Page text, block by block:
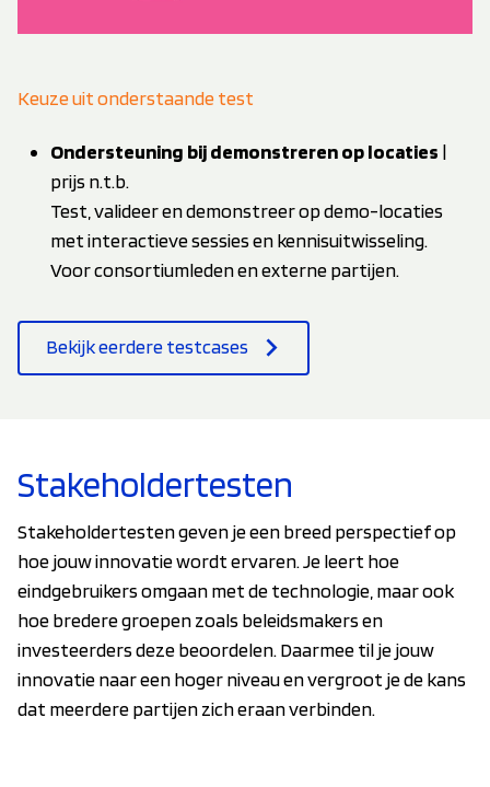
Keuze uit onderstaande test
Ondersteuning bij demonstreren op locaties |
prijs n.t.b.
Test, valideer en demonstreer op demo-locaties
met interactieve sessies en kennisuitwisseling.
Voor consortiumleden en externe partijen.
Bekijk eerdere testcases
Stakeholdertesten
Stakeholdertesten geven je een breed perspectief op
hoe jouw innovatie wordt ervaren. Je leert hoe
eindgebruikers omgaan met de technologie, maar ook
hoe bredere groepen zoals beleidsmakers en
investeerders deze beoordelen. Daarmee til je jouw
innovatie naar een hoger niveau en vergroot je de kans
dat meerdere partijen zich eraan verbinden.